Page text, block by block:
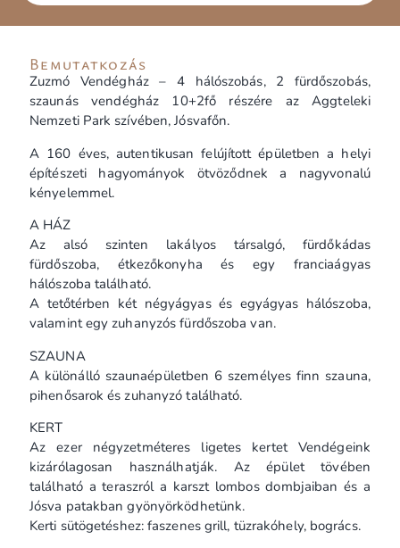
Bemutatkozás
Zuzmó Vendégház – 4 hálószobás, 2 fürdőszobás,
szaunás vendégház 10+2fő részére az Aggteleki
Nemzeti Park szívében, Jósvafőn.
A 160 éves, autentikusan felújított épületben a helyi
építészeti hagyományok ötvöződnek a nagyvonalú
kényelemmel.
A HÁZ
Az alsó szinten lakályos társalgó, fürdőkádas
fürdőszoba, étkezőkonyha és egy franciaágyas
hálószoba található.
A tetőtérben két négyágyas és egyágyas hálószoba,
valamint egy zuhanyzós fürdőszoba van.
SZAUNA
A különálló szaunaépületben 6 személyes finn szauna,
pihenősarok és zuhanyzó található.
KERT
Az ezer négyzetméteres ligetes kertet Vendégeink
kizárólagosan használhatják. Az épület tövében
található a teraszról a karszt lombos dombjaiban és a
Jósva patakban gyönyörködhetünk.
Kerti sütögetéshez: faszenes grill, tüzrakóhely, bogrács.